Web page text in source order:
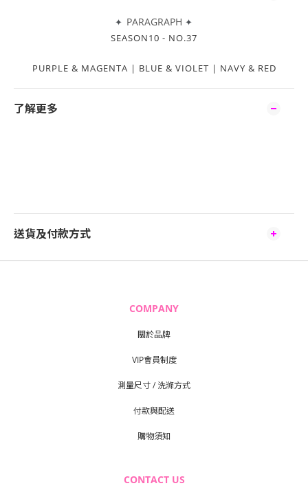
✦ PARAGRAPH ✦
SEASON10 - NO.37
PURPLE & MAGENTA | BLUE & VIOLET | NAVY & RED
了解更多
送貨及付款方式
COMPANY
關於品牌
VIP會員制度
測量尺寸 / 洗滌方式
付款與配送
購物須知
CONTACT US